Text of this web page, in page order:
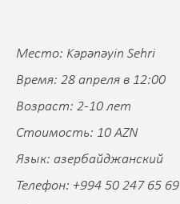
Место: Kəpənəyin Sehri
Время: 28 апреля в 12:00
Возраст: 2-10 лет
Стоимость: 10 AZN
Язык: азербайджанский
Телефон: +994 50 247 65 69